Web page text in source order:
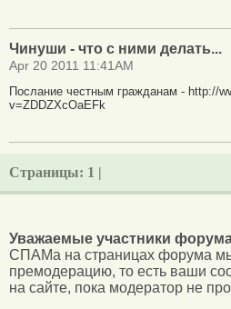
Чинуши - что с ними делать...
Apr 20 2011 11:41AM
Послание честным гражданам - http://
v=ZDDZXcOaEFk
Страницы: 1 |
Уважаемые участники
СПАМа на страницах форума
премодерацию, то есть ваши
на сайте, пока модератор не